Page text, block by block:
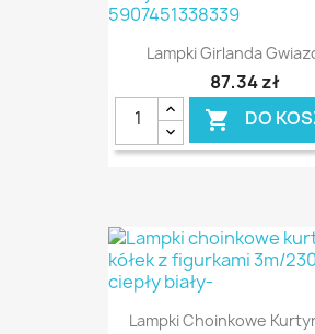
Lampki Girlanda
87,34 zł
 DO
Lampki Choinkowe